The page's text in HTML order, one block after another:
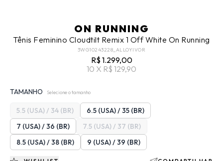
ON RUNNING
Tênis Feminino Cloudtilt Remix 1 Off White On Running
3WG10243228_ALLOYIVOR
R$ 1.299,00
10 X R$ 129,90
TAMANHO Selecione o tamanho
5.5 (USA) / 34 (BR)
6.5 (USA) / 35 (BR)
7 (USA) / 36 (BR)
7.5 (USA) / 37 (BR)
8.5 (USA) / 38 (BR)
9 (USA) / 39 (BR)